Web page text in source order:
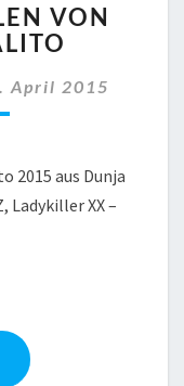
VON
April 2015
2015 aus Dunja
Ladykiller XX –
More